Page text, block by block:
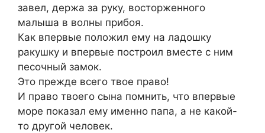
завел, держа за руку, восторженного
малыша в волны прибоя.
Как впервые положил ему на ладошку
ракушку и впервые построил вместе с ним
песочный замок.
Это прежде всего твое право!
И право твоего сына помнить, что впервые
море показал ему именно папа, а не какой-
то другой человек.